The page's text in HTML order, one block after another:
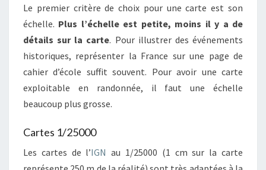
Le premier critère de choix pour une carte est son
échelle. Plus l’échelle est petite, moins il y a de
détails sur la carte. Pour illustrer des événements
historiques, représenter la France sur une page de
cahier d’école suffit souvent. Pour avoir une carte
exploitable en randonnée, il faut une échelle
beaucoup plus grosse.
Cartes 1/25000
Les cartes de l’IGN au 1/25000 (1 cm sur la carte